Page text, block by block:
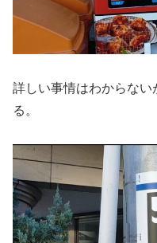
詳しい事情はわからな
る。